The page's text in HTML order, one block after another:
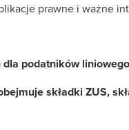
prawne i ważne
podatników
składki ZUS,